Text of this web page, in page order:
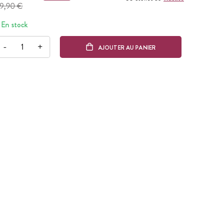
€
En stock
- + AJOUTER AU PANIER